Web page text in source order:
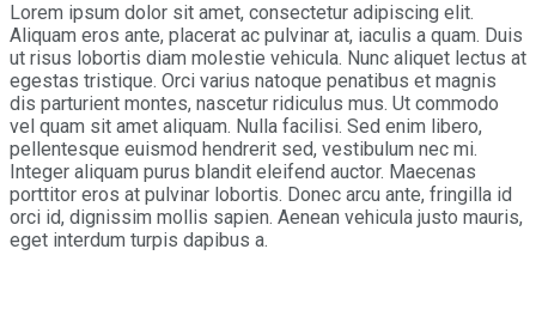
Lorem ipsum dolor sit amet, consectetur adipiscing elit.
Aliquam eros ante, placerat ac pulvinar at, iaculis a quam. Duis
ut risus lobortis diam molestie vehicula. Nunc aliquet lectus at
egestas tristique. Orci varius natoque penatibus et magnis
dis parturient montes, nascetur ridiculus mus. Ut commodo
vel quam sit amet aliquam. Nulla facilisi. Sed enim libero,
pellentesque euismod hendrerit sed, vestibulum nec mi.
Integer aliquam purus blandit eleifend auctor. Maecenas
porttitor eros at pulvinar lobortis. Donec arcu ante, fringilla id
orci id, dignissim mollis sapien. Aenean vehicula justo mauris,
eget interdum turpis dapibus a.